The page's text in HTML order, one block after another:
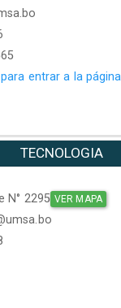
entrar a la página
TECNOLOGIA
N° 2295 VER MAPA